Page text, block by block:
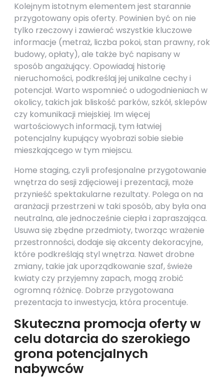
Kolejnym istotnym elementem jest starannie
przygotowany opis oferty. Powinien być on nie
tylko rzeczowy i zawierać wszystkie kluczowe
informacje (metraż, liczba pokoi, stan prawny, rok
budowy, opłaty), ale także być napisany w
sposób angażujący. Opowiadaj historię
nieruchomości, podkreślaj jej unikalne cechy i
potencjał. Warto wspomnieć o udogodnieniach w
okolicy, takich jak bliskość parków, szkół, sklepów
czy komunikacji miejskiej. Im więcej
wartościowych informacji, tym łatwiej
potencjalny kupujący wyobrazi sobie siebie
mieszkającego w tym miejscu.
Home staging, czyli profesjonalne przygotowanie
wnętrza do sesji zdjęciowej i prezentacji, może
przynieść spektakularne rezultaty. Polega on na
aranżacji przestrzeni w taki sposób, aby była ona
neutralna, ale jednocześnie ciepła i zapraszająca.
Usuwa się zbędne przedmioty, tworząc wrażenie
przestronności, dodaje się akcenty dekoracyjne,
które podkreślają styl wnętrza. Nawet drobne
zmiany, takie jak uporządkowanie szaf, świeże
kwiaty czy przyjemny zapach, mogą zrobić
ogromną różnicę. Dobrze przygotowana
prezentacja to inwestycja, która procentuje.
Skuteczna promocja oferty w
celu dotarcia do szerokiego
grona potencjalnych
nabywców